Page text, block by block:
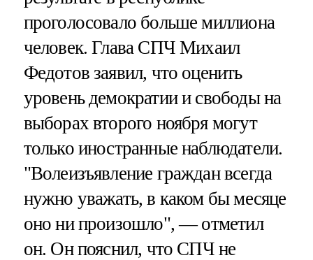
проголосовало больше миллиона
человек. Глава СПЧ Михаил
Федотов заявил, что оценить
уровень демократии и свободы на
выборах второго ноября могут
только иностранные наблюдатели.
"Волеизъявление граждан всегда
нужно уважать, в каком бы месяце
оно ни произошло", — отметил
он. Он пояснил, что СПЧ не